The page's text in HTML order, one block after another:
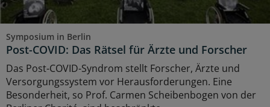
Symposium in Berlin
Post-COVID: Das Rätsel für Ärzte und Forscher
Das Post-COVID-Syndrom stellt Forscher, Ärzte und
Versorgungssystem vor Herausforderungen. Eine
Besonderheit, so Prof. Carmen Scheibenbogen von der